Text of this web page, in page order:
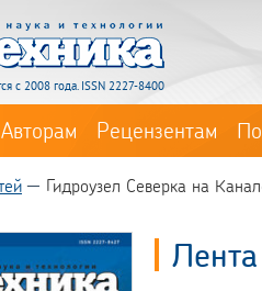
с 2008 года. ISSN 2227-8400
Авторам Рецензентам
Гидроузел Северка на